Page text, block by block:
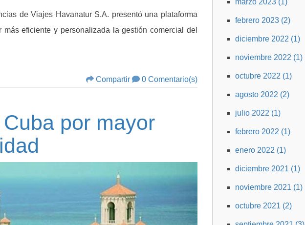
marzo 2023 (1)
febrero 2023 (2)
diciembre 2022 (1)
noviembre 2022 (1)
octubre 2022 (1)
agosto 2022 (2)
julio 2022 (1)
febrero 2022 (1)
enero 2022 (1)
diciembre 2021 (1)
noviembre 2021 (1)
octubre 2021 (2)
de Viajes Havanatur S.A. presentó una plataforma
eficiente y personalizada la gestión comercial del
Compartir 0 Comentario(s)
por mayor